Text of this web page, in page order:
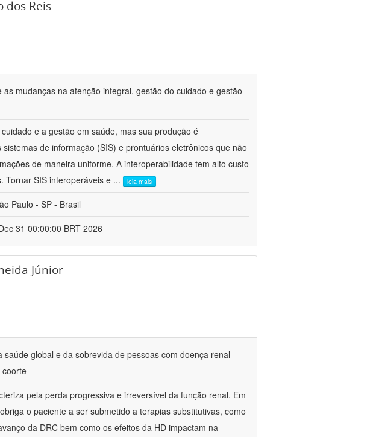
dos Reis
as mudanças na atenção integral, gestão do cuidado e gestão
e a gestão em saúde, mas sua produção é
de informação (SIS) e prontuários eletrônicos que não
de maneira uniforme. A interoperabilidade tem alto custo
Tornar SIS interoperáveis e ... leia mais
Paulo - SP - Brasil
31 00:00:00 BRT 2026
Júnior
global e da sobrevida de pessoas com doença renal
coorte
pela perda progressiva e irreversível da função renal. Em
o paciente a ser submetido a terapias substitutivas, como
da DRC bem como os efeitos da HD impactam na